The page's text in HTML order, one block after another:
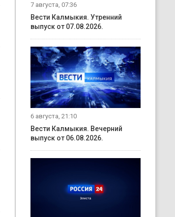
7 августа, 07:36
Вести Калмыкия. Утренний
выпуск от 07.08.2026.
6 августа, 21:10
Вести Калмыкия. Вечерний
выпуск от 06.08.2026.